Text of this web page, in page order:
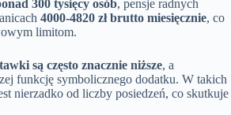
300 tysięcy osób, pensje radnych
4000-4820 zł brutto miesięcznie, co
limitom.
są często znacznie niższe, a
funkcję symbolicznego dodatku. W takich
nierzadko od liczby posiedzeń, co skutkuje